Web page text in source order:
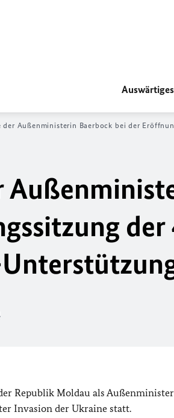
der Außenministerin Baerbock bei der
der
Republik Moldau als
Invasion der Ukraine statt.